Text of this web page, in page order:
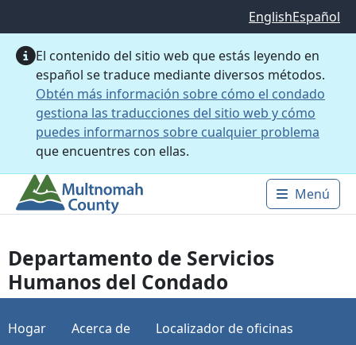
EnglishEspañol
El contenido del sitio web que estás leyendo en
español se traduce mediante diversos métodos.
Obtén más información sobre cómo el condado
gestiona las traducciones del sitio web y cómo
puedes informarnos sobre cualquier problema
que encuentres con ellas.
Main
Menú
Departamento de Servicios
Humanos del Condado
Hogar Acerca de Localizador de oficinas